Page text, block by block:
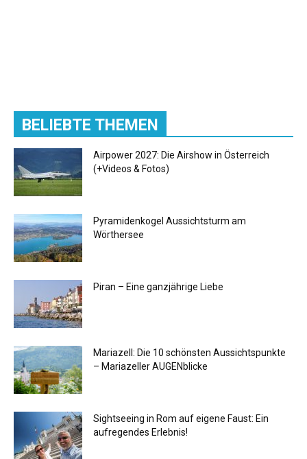
BELIEBTE THEMEN
Airpower 2027: Die Airshow in Österreich
(+Videos & Fotos)
Pyramidenkogel Aussichtsturm am
Wörthersee
Piran – Eine ganzjährige Liebe
Mariazell: Die 10 schönsten Aussichtspunkte
– Mariazeller AUGENblicke
Sightseeing in Rom auf eigene Faust: Ein
aufregendes Erlebnis!